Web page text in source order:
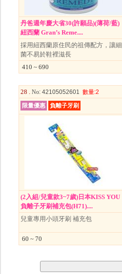
丹爸週年慶大省30(許願品)(薄荷/藍)
紐西蘭 Gran’s Reme....
採用紐西蘭原住民的祖傳配方，讓細
菌不易於鞋裡滋長
410 ~ 690
28 . No: 42105052601 數量:2
限量優惠
負離子牙刷
(2入組/兒童款3~7歲)日本KISS YOU
負離子牙刷補充包(H71)....
兒童專用小頭牙刷 補充包
60 ~ 70